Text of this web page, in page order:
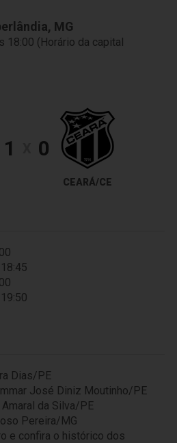
MG
18:00 (Horário da capital
1 0
CEARÁ/CE
18:45
19:50
Dias/PE
José Diniz Moutinho/PE
da Silva/PE
Pereira/MG
e confira o histórico dos